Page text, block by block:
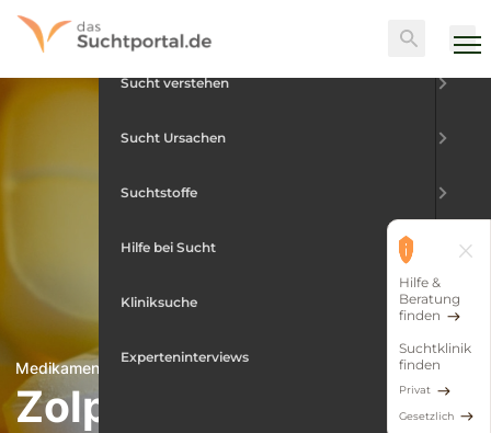
content
Suche
Hilfe &
Beratung
finden
Suchtklinik
finden
Privat
Gesetzlich
Medikamentensucht
Zolpidem-Entzug
Sucht verstehen
Sucht Ursachen
Suchtstoffe
Hilfe bei Sucht
Kliniksuche
Experteninterviews